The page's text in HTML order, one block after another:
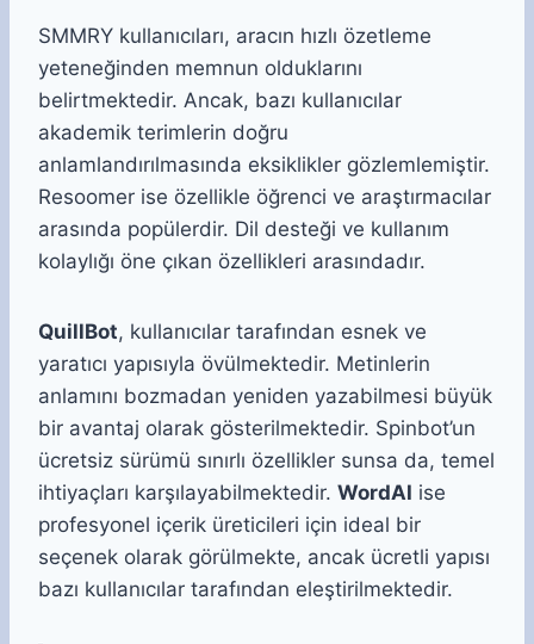
SMMRY kullanıcıları, aracın hızlı özetleme
yeteneğinden memnun olduklarını
belirtmektedir. Ancak, bazı kullanıcılar
akademik terimlerin doğru
anlamlandırılmasında eksiklikler gözlemlemiştir.
Resoomer ise özellikle öğrenci ve araştırmacılar
arasında popülerdir. Dil desteği ve kullanım
kolaylığı öne çıkan özellikleri arasındadır.
QuillBot, kullanıcılar tarafından esnek ve
yaratıcı yapısıyla övülmektedir. Metinlerin
anlamını bozmadan yeniden yazabilmesi büyük
bir avantaj olarak gösterilmektedir. Spinbot’un
ücretsiz sürümü sınırlı özellikler sunsa da, temel
ihtiyaçları karşılayabilmektedir. WordAI ise
profesyonel içerik üreticileri için ideal bir
seçenek olarak görülmekte, ancak ücretli yapısı
bazı kullanıcılar tarafından eleştirilmektedir.